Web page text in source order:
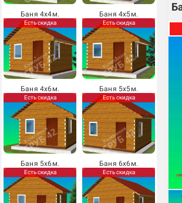
Баня 4х4м.
Есть скидка
Баня 4х5м.
Есть скидка
Баня 4х6м.
Есть скидка
Баня 5х5м.
Есть скидка
Баня 5х6м.
Есть скидка
Баня 6х6м.
Есть скидка